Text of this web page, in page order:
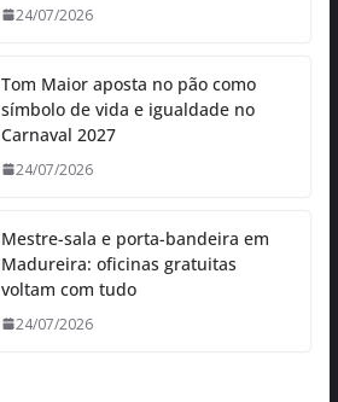
24/07/2026
Tom Maior aposta no pão como
símbolo de vida e igualdade no
Carnaval 2027
24/07/2026
Mestre-sala e porta-bandeira em
Madureira: oficinas gratuitas
voltam com tudo
24/07/2026